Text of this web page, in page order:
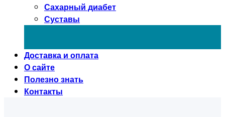
Сахарный диабет
Суставы
Доставка и оплата
О сайте
Полезно знать
Контакты